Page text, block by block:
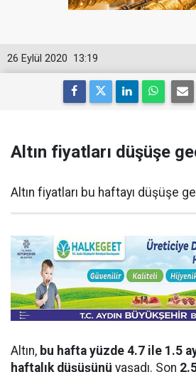
13:19
26 Eylül 2020
Altın fiyatları düşüşe
Altın fiyatları bu haftayı düşüşe
Altın, bu hafta yüzde 4.7 ile 1.5
haftalık düşüşünü yaşadı. Son